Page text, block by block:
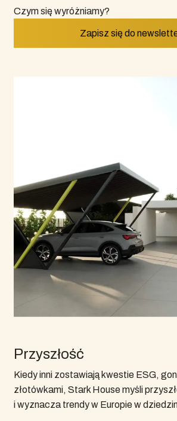
Czym się wyróżniamy?
Zapisz się do
Przyszłość
Kiedy inni zostawiają kwestie ESG,
złotówkami, Stark House myśli
i wyznacza trendy w Europie w